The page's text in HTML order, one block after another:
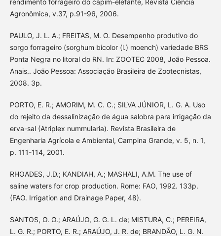
Agronômica, v.37, p.91-96, 2006.
PAULO, J. L. A.; FREITAS, M. O. Desempenho produtivo do
sorgo forrageiro (sorghum bicolor (l.) moench) variedade BRS
Ponta Negra no litoral do RN. In: ZOOTEC 2008, João Pessoa.
Anais.. João Pessoa: Associação Brasileira de Zootecnistas,
2008. 3p.
PORTO, E. R.; AMORIM, M. C. C.; SILVA JÚNIOR, L. G. A. Uso
do rejeito da dessalinização de água salobra para irrigação da
erva-sal (Atriplex nummularia). Revista Brasileira de
Engenharia Agrícola e Ambiental, Campina Grande, v. 5, n. 1,
p. 111-114, 2001.
RHOADES, J.D.; KANDIAH, A.; MASHALI, A.M. The use of
saline waters for crop production. Rome: FAO, 1992. 133p.
(FAO. Irrigation and Drainage Paper, 48).
SANTOS, O. O.; ARAÚJO, G. G. L. de; MISTURA, C.; PEREIRA,
L. G. R.; PORTO, E. R.; ARAÚJO, J. R. de; BRANDÃO, L. G. N.